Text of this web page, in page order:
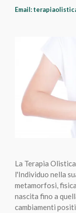
Email:
La Terapia
l'Individuo nella
metamorfosi,
nascita fino a
cambiamenti